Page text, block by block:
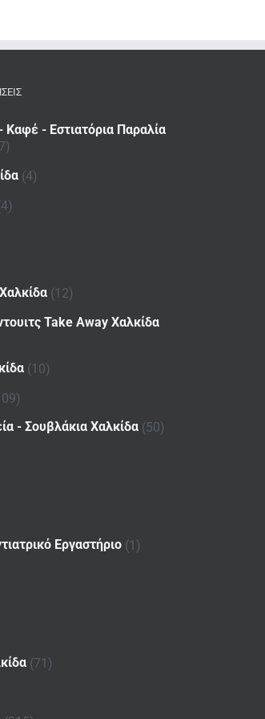
- Εστιατόρια Παραλία
(4)
(12)
Take Away Χαλκίδα
(10)
- Σουβλάκια Χαλκίδα (50)
Εργαστήριο (1)
(71)